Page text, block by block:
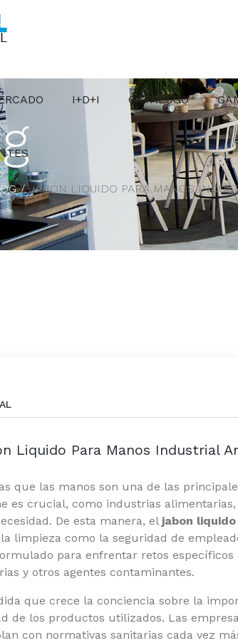
I+D+I CATÁLOGO
JABÓN LIQUIDO PARA MANOS
Liquido Para Manos Industrial
que las manos son una de las
es crucial, como industrias
De esta manera, el jabon
limpieza como la seguridad de
para enfrentar retos
y otros agentes contaminantes.
que crece la conciencia sobre la
de los productos utilizados. Las
con normativas sanitarias cada vez